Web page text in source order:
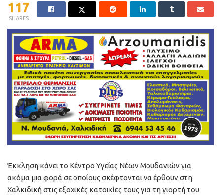
117
SHARES
Έκκληση κάνει το Κέντρο Υγείας Νέων Μουδανιών για
ακόμα μια φορά σε οποίους σκέφτονται να έρθουν στη
Χαλκιδική στις εξοχικές κατοικίες τους για τη γιορτή του